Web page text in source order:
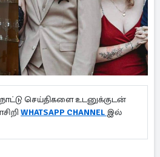
செய்திகளை உடனுக்குடன்
WHATSAPP CHANNEL இல்